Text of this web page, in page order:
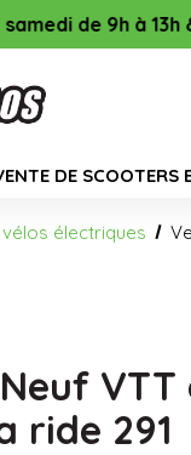
à 18h45, le
DE SCOOTERS
électriques
VTT
ride 291